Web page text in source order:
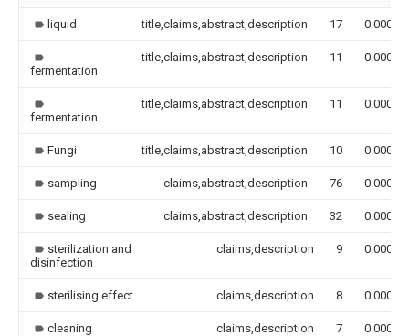
liquid title,claims,abstract,description 17 0.000
fermentation
title,claims,abstract,description 11 0.000
fermentation
title,claims,abstract,description 11 0.000
Fungi title,claims,abstract,description 10 0.000
sampling claims,abstract,description 76 0.000
sealing claims,abstract,description 32 0.000
sterilization and
disinfection
claims,description 9 0.000
sterilising effect claims,description 8 0.000
cleaning claims,description 7 0.000